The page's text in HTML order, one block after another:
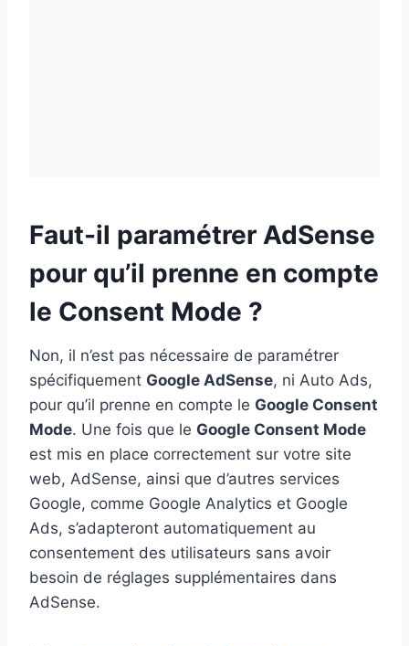
Faut-il paramétrer AdSense
pour qu’il prenne en compte
le Consent Mode ?
Non, il n’est pas nécessaire de paramétrer
spécifiquement Google AdSense, ni Auto Ads,
pour qu’il prenne en compte le Google Consent
Mode. Une fois que le Google Consent Mode
est mis en place correctement sur votre site
web, AdSense, ainsi que d’autres services
Google, comme Google Analytics et Google
Ads, s’adapteront automatiquement au
consentement des utilisateurs sans avoir
besoin de réglages supplémentaires dans
AdSense.